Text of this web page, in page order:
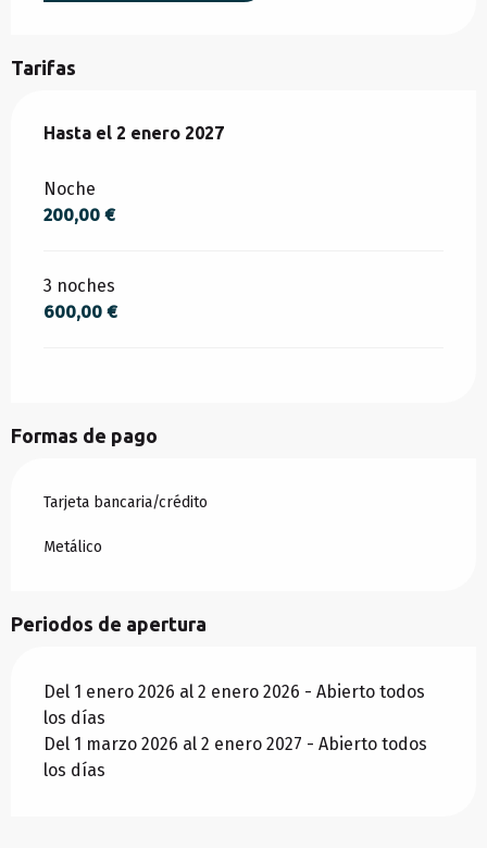
Tarifas
Desde 1 marzo 2026hasta
Hasta el 2 enero 2027
Noche
200,00 €
3 noches
600,00 €
Formas de pago
Tarjeta bancaria/crédito
Metálico
Periodos de apertura
Del 1 enero 2026 al 2 enero 2026 - Abierto todos
los días
Del 1 marzo 2026 al 2 enero 2027 - Abierto todos
los días